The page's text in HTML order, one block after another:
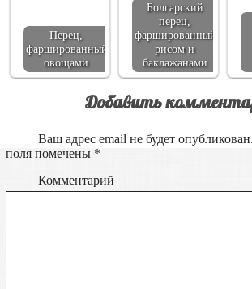
Перец,
фаршированный
овощами
Болгарский
перец,
фаршированный
рисом и
баклажанами
Добавить
Ваш адрес email не будет опубликован.
поля помечены *
Комментарий